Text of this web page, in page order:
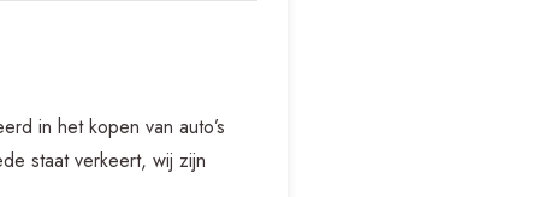
in het kopen van auto’s
staat verkeert, wij zijn